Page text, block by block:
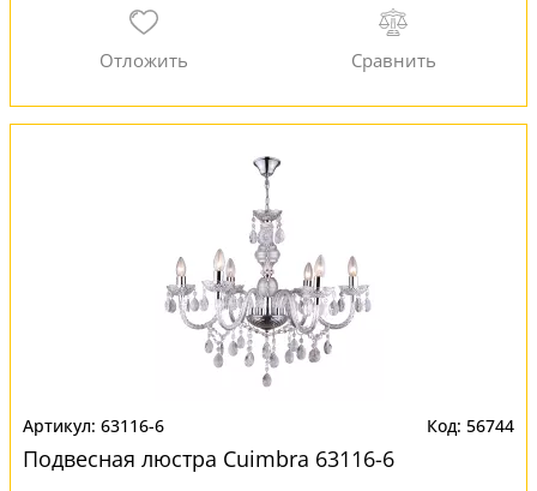
63116-6 56744
Подвесная люстра Cuimbra 63116-6